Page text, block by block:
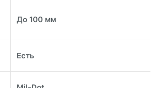
До 100 мм
Есть